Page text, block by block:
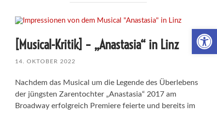
[Musical-Kritik] – „Anastasia“ in Linz
14. OKTOBER 2022
Nachdem das Musical um die Legende des Überlebens
der jüngsten Zarentochter „Anastasia“ 2017 am
Broadway erfolgreich Premiere feierte und bereits im